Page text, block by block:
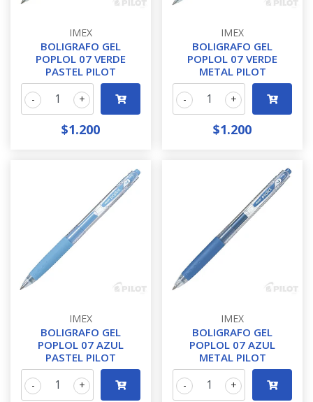
IMEX
BOLIGRAFO GEL
POPLOL 07 VERDE
PASTEL PILOT
+
-
$1.200
IMEX
BOLIGRAFO GEL
POPLOL 07 VERDE
METAL PILOT
+
-
$1.200
IMEX
BOLIGRAFO GEL
POPLOL 07 AZUL
PASTEL PILOT
+
-
IMEX
BOLIGRAFO GEL
POPLOL 07 AZUL
METAL PILOT
+
-